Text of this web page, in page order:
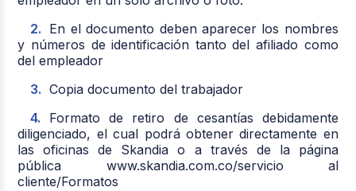
En el documento deben aparecer los nombres
y números de identificación tanto del afiliado como
del empleador
Copia documento del trabajador
Formato de retiro de cesantías debidamente
diligenciado, el cual podrá obtener directamente en
las oficinas de Skandia o a través de la página
pública www.skandia.com.co/servicio al
cliente/Formatos